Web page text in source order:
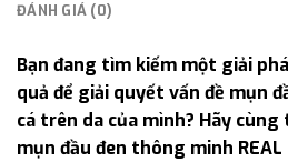
ĐÁNH GIÁ (0)
Bạn đang tìm kiếm một giải
quả để giải quyết vấn đề mụn
cá trên da của mình? Hãy
mụn đầu đen thông minh REAL